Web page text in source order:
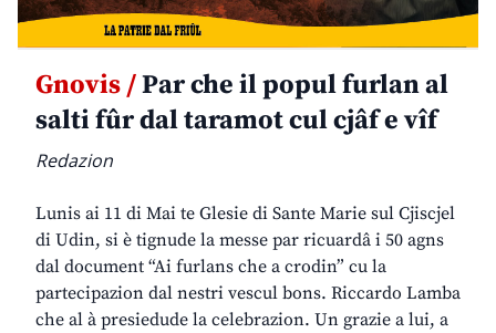
Gnovis /Par che il popul furlan al
salti fûr dal taramot cul cjâf e vîf
Redazion
Lunis ai 11 di Mai te Glesie di Sante Marie sul Cjiscjel
di Udin, si è tignude la messe par ricuardâ i 50 agns
dal document “Ai furlans che a crodin” cu la
partecipazion dal nestri vescul bons. Riccardo Lamba
che al à presiedude la celebrazion. Un grazie a lui, a